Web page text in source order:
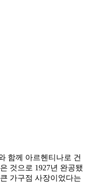
함께 아르헨티나로 건
것으로 1927년 완공됐
가구점 사장이었다는